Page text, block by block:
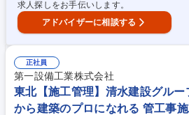
既存中心/研修充実◎
求人探しをお手伝いします。
アドバイザーに相談する
正社員
第一設備工業株式会社
東北【施工管理】清水建設グル
から建築のプロになれる 管工事